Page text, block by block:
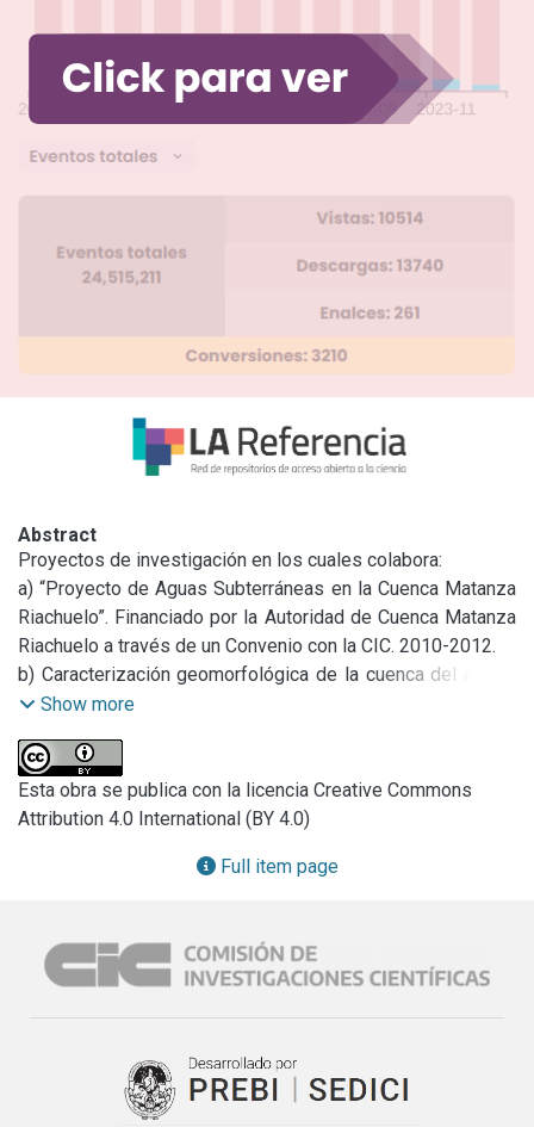
Abstract
Proyectos de investigación en los cuales colabora:
a) “Proyecto de Aguas Subterráneas en la Cuenca Matanza
Riachuelo”. Financiado por la Autoridad de Cuenca Matanza
Riachuelo a través de un Convenio con la CIC. 2010-2012.
b) Caracterización geomorfológica de la cuenca del arroyo
Azul.Show more
Esta obra se publica con la licencia Creative Commons
Attribution 4.0 International (BY 4.0)
Full item page